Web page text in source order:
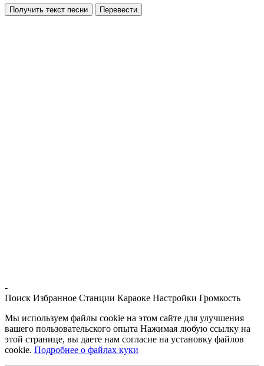
Получить текст песни Перевести
-
Поиск Избранное Станции Караоке Настройки Громкость
Мы используем файлы cookie на этом сайте для улучшения
вашего пользовательского опыта Нажимая любую ссылку на
этой странице, вы даете нам согласие на установку файлов
cookie. Подробнее о файлах куки